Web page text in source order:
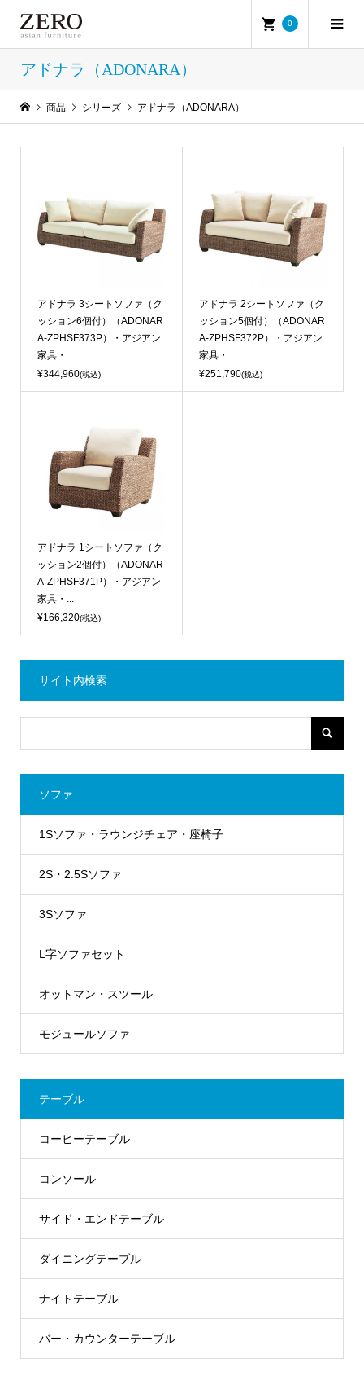
0
アドナラ（ADONARA）
商品 シリーズ アドナラ（ADONARA）
アドナラ 3シートソファ（ク
ッション6個付）（ADONAR
A-ZPHSF373P）・アジアン
家具・...
¥344,960(税込)
アドナラ 2シートソファ（ク
ッション5個付）（ADONAR
A-ZPHSF372P）・アジアン
家具・...
¥251,790(税込)
アドナラ 1シートソファ（ク
ッション2個付）（ADONAR
A-ZPHSF371P）・アジアン
家具・...
¥166,320(税込)
サイト内検索
ソファ
1Sソファ・ラウンジチェア・座椅子
2S・2.5Sソファ
3Sソファ
L字ソファセット
オットマン・スツール
モジュールソファ
テーブル
コーヒーテーブル
コンソール
サイド・エンドテーブル
ダイニングテーブル
ナイトテーブル
バー・カウンターテーブル